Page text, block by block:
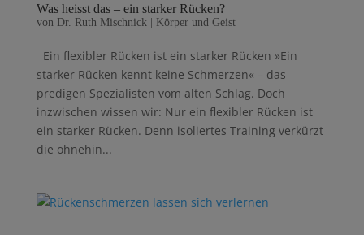
Was heisst das – ein starker Rücken?
von Dr. Ruth Mischnick| Körper und Geist
Ein flexibler Rücken ist ein starker Rücken »Ein
starker Rücken kennt keine Schmerzen« – das
predigen Spe­zialisten vom alten Schlag. Doch
inzwischen wissen wir: Nur ein flexibler Rücken ist
ein starker Rücken. Denn isoliertes Training verkürzt
die ohnehin...